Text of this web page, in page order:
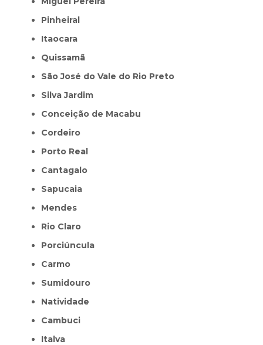
Pinheiral
Itaocara
Quissamã
São José do Vale do Rio Preto
Silva Jardim
Conceição de Macabu
Cordeiro
Porto Real
Cantagalo
Sapucaia
Mendes
Rio Claro
Porciúncula
Carmo
Sumidouro
Natividade
Cambuci
Italva